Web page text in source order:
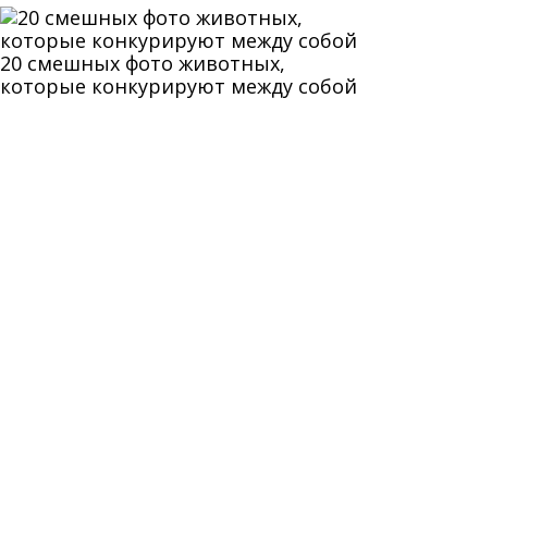
20 смешных фото животных,
которые конкурируют между собой